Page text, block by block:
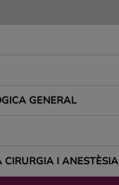
GENERAL
CIRURGIA I ANESTÈSIA